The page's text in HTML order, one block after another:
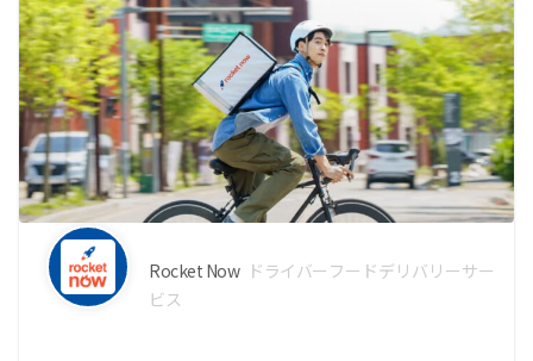
Rocket Now ドライバー フードデリバリーサー
ビス